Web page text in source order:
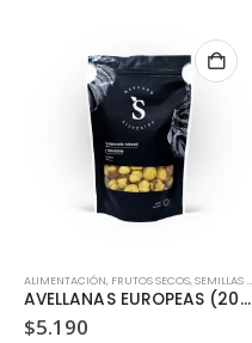
ALIMENTACIÓN, FRUTOS SECOS, SEMILLAS Y LEGUMBRES
AVELLANAS EUROPEAS (200 GR)
$5.190